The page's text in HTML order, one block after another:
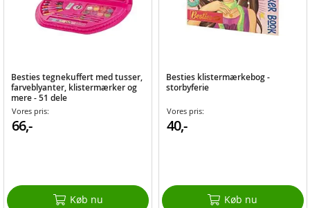
Besties tegnekuffert med tusser,
farveblyanter, klistermærker og
mere - 51 dele
Vores pris:
66,-
Køb nu
Besties klistermærkebog -
storbyferie
Vores pris:
40,-
Køb nu